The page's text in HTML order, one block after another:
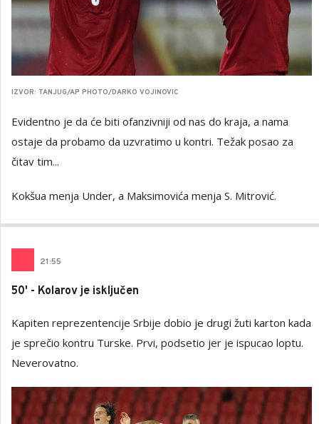
IZVOR: TANJUG/AP PHOTO/DARKO VOJINOVIC
Evidentno je da će biti ofanzivniji od nas do kraja, a nama
ostaje da probamo da uzvratimo u kontri. Težak posao za
čitav tim...
Kokšua menja Under, a Maksimovića menja S. Mitrović.
21:55
50' - Kolarov je isključen
Kapiten reprezentencije Srbije dobio je drugi žuti karton kada
je sprečio kontru Turske. Prvi, podsetio jer je ispucao loptu.
Neverovatno.